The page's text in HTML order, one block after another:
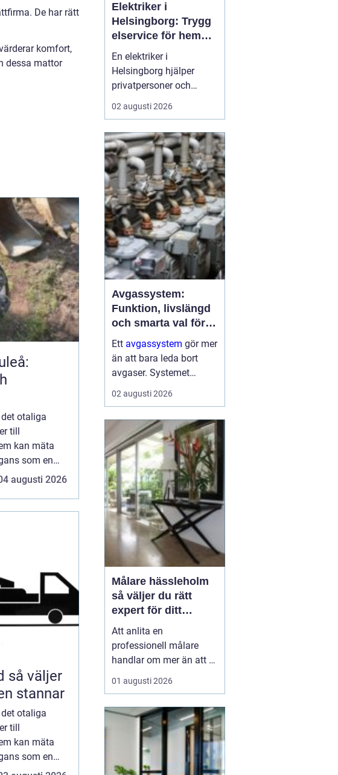
De har rätt
komfort,
dessa mattor
otaliga
till
kan mäta
som en
hem och på
augusti 2026
stannar
otaliga
till
kan mäta
som en
hem och på
Elektriker i
Helsingborg: Trygg
elservice för hem
och företag
En elektriker i
Helsingborg hjälper
privatpersoner och
företag med trygg, säker
och effektiv elservice.
enkla reparationer och
byte av uttag till
kompletta
elinstallationer,
felsökning vid akuta
fel,...
02 augusti 2026
Avgassystem:
Funktion, livslängd
och smarta val för
bilägare
Ett avgassystem gör mer
än att bara leda bort
avgaser. Systemet
dämpar ljud, minskar
skadliga utsläpp och
passagerare. När
avgassystemet fungerar
som det ...
02 augusti 2026
Målare hässleholm
så väljer du rätt
expert för ditt
måleriprojekt
Att anlita en
professionell målare
handlar om mer än att få
nya färger på väggarna.
En kunnig hantverkare
på husets ytor, höja
värdet på bostaden och
skapa miljöer som
känns både lugna och
01 augusti 2026